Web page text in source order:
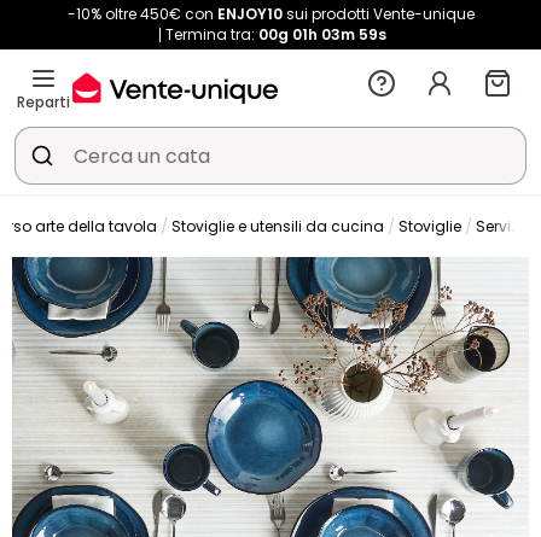
-10% oltre 450€ con ENJOY10sui prodotti Vente-unique
Termina tra: 00g 01h 03m 58s
Reparti
arte della tavola Stoviglie e utensili da cucina Stoviglie Servizio